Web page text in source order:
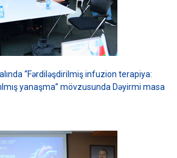
“Fərdiləşdirilmiş infuzion terapiya:
yanaşma” mövzusunda Dəyirmi masa